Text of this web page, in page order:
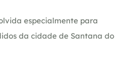
especialmente para
da cidade de Santana do